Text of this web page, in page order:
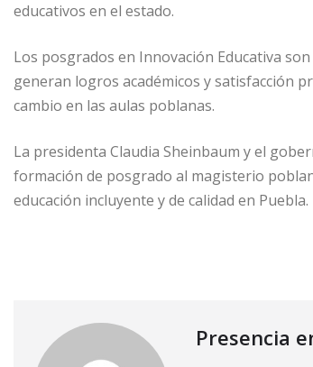
educativos en el estado.
Los posgrados en Innovación Educativa
generan logros académicos y satisfacción
cambio en las aulas poblanas.
La presidenta Claudia Sheinbaum y el
formación de posgrado al magisterio
educación incluyente y de calidad en Puebla.
Presencia